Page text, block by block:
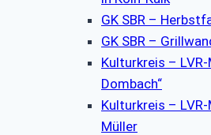
GK SBR –
GK SBR –
Kulturkreis –
Dombach“
Kulturkreis –
Müller